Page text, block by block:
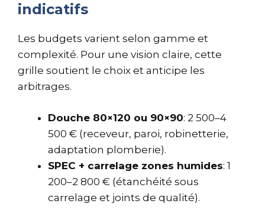
indicatifs
Les budgets varient selon gamme et
complexité. Pour une vision claire, cette
grille soutient le choix et anticipe les
arbitrages.
Douche 80×120 ou 90×90: 2 500–4
500 € (receveur, paroi, robinetterie,
adaptation plomberie).
SPEC + carrelage zones humides: 1
200–2 800 € (étanchéité sous
carrelage et joints de qualité).